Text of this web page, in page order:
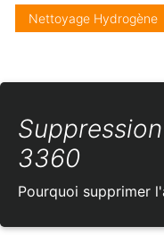
Nettoyage Hydrogène
3360
Pourquoi supprimer